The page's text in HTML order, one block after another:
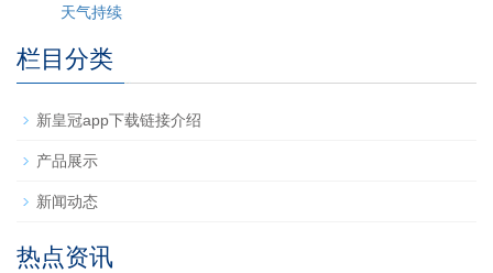
天气持续
栏目分类
新皇冠app下载链接介绍
产品展示
新闻动态
热点资讯